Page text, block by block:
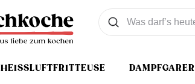
HEISSLUFTFRITTEUSE DAMPFGARER
Was wollen Sie suchen
Suchen